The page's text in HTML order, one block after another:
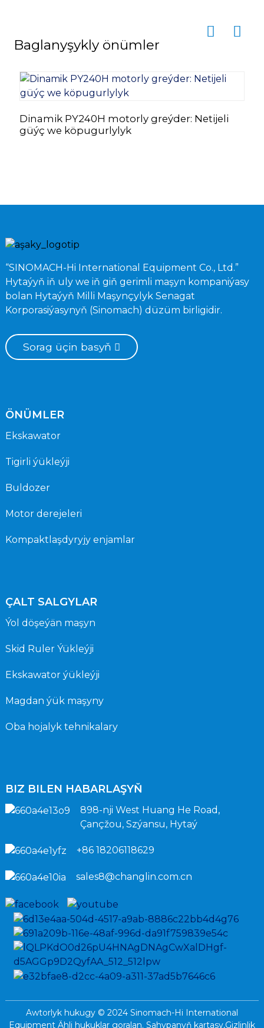
Baglanyşykly önümler
Dinamik PY240H motorly greýder: Netijeli
güýç we köpugurlylyk
“SINOMACH-Hi International Equipment Co., Ltd.”
Hytaýyň iň uly we iň giň gerimli maşyn kompaniýasy
bolan Hytaýyň Milli Maşynçylyk Senagat
Korporasiýasynyň (Sinomach) düzüm birligidir.
Sorag üçin basyň
ÖNÜMLER
Ekskawator
Tigirli ýükleýji
Buldozer
Motor derejeleri
Kompaktlaşdyryjy enjamlar
ÇALT SALGYLAR
Ýol döşeýän maşyn
Skid Ruler Ýükleýji
Ekskawator ýükleýji
Magdan ýük maşyny
Oba hojalyk tehnikalary
BIZ BILEN HABARLAŞYŇ
898-nji West Huang He Road,
Çançžou, Szýansu, Hytaý
+86 18206118629
sales8@changlin.com.cn
Awtorlyk hukugy © 2024 Sinomach-Hi International
Equipment Ähli hukuklar goralan. Sahypanyň kartasy,Gizlinlik